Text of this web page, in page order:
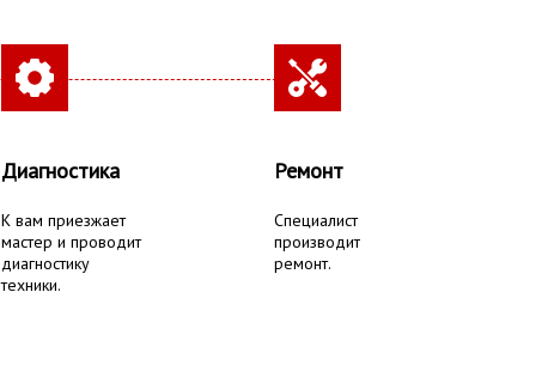
Диагностика
К вам приезжает
мастер и проводит
диагностику
техники.
Ремонт
Специалист
производит
ремонт.